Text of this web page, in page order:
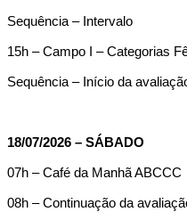
Sequência – Intervalo
15h – Campo I – Categorias
Sequência – Início da
18/07/2026 – SÁBADO
07h – Café da Manhã ABCCC
08h – Continuação da